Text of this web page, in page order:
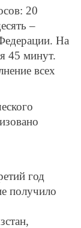
20
–
На
45 минут.
всех
год
получило